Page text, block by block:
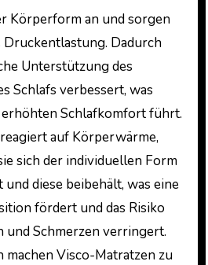
Körperform an und sorgen
Dadurch
Unterstützung des
Schlafs verbessert, was
Schlafkomfort führt.
auf Körperwärme,
sich der individuellen Form
und diese beibehält, was eine
fördert und das Risiko
und Schmerzen verringert.
machen Visco-Matratzen zu